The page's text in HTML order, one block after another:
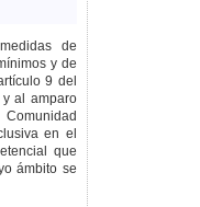
de
y de
9 del
y al amparo
en el
que
ámbito se